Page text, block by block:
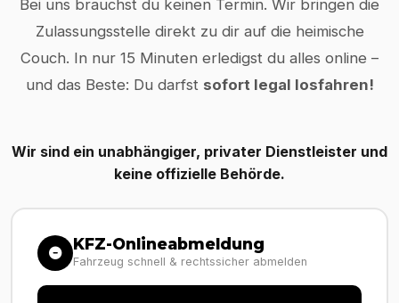
Bei uns brauchst du keinen Termin. Wir bringen die
Zulassungsstelle direkt zu dir auf die heimische
Couch. In nur 15 Minuten erledigst du alles online –
und das Beste: Du darfst sofort legal losfahren!
Wir sind ein unabhängiger, privater Dienstleister und
keine offizielle Behörde.
KFZ-Onlineabmeldung
Fahrzeug schnell & rechtssicher abmelden